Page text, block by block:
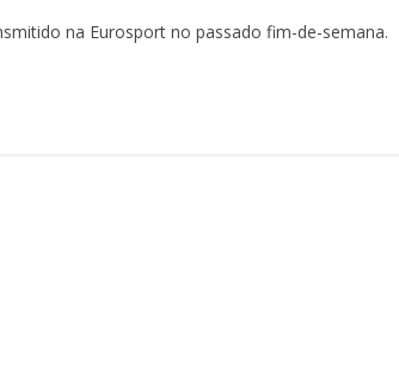
na Eurosport no passado fim-de-semana.